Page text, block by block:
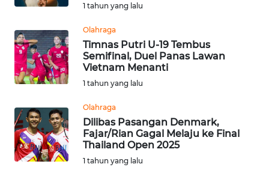
1 tahun yang lalu
Olahraga
Timnas Putri U-19 Tembus
Semifinal, Duel Panas Lawan
Vietnam Menanti
1 tahun yang lalu
Olahraga
Dilibas Pasangan Denmark,
Fajar/Rian Gagal Melaju ke Final
Thailand Open 2025
1 tahun yang lalu
JAKARTA
WN
JABAR
WN
WN
NTT